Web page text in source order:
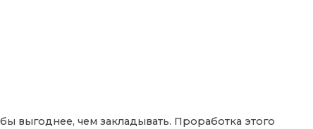
выгоднее, чем закладывать. Проработка этого